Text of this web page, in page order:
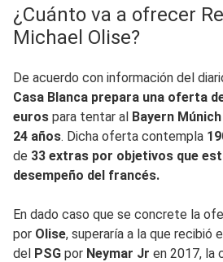
¿Cuánto va a ofrecer
Michael Olise?
De acuerdo con información del
Casa Blanca prepara una oferta
euros para tentar al Bayern Múnich
24 años. Dicha oferta contempla
de 33 extras por objetivos que
desempeño del francés.
En dado caso que se concrete la
por Olise, superaría a la que recibió
del PSG por Neymar Jr en 2017, la